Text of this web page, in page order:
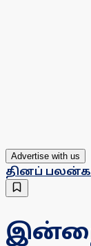
Advertise with us
தினப்